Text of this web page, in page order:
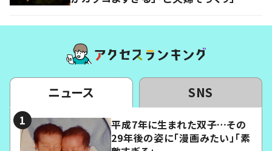
ニュース SNS
平成7年に生まれた双子…その
29年後の姿に「漫画みたい」「素